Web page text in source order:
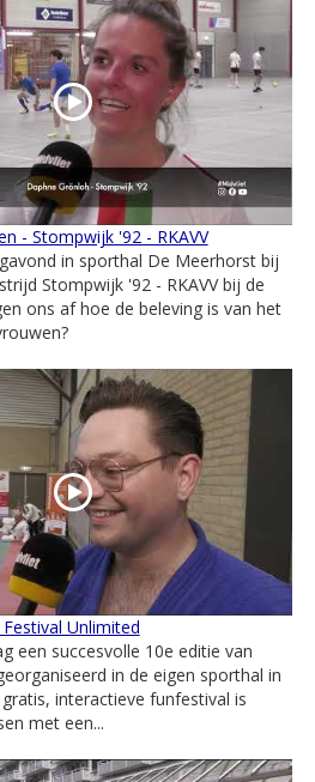
- Stompwijk '92 - RKAVV
in sporthal De Meerhorst bij
Stompwijk '92 - RKAVV bij de
ons af hoe de beleving is van het
Unlimited
een succesvolle 10e editie van
in de eigen sporthal in
interactieve funfestival is
met een...